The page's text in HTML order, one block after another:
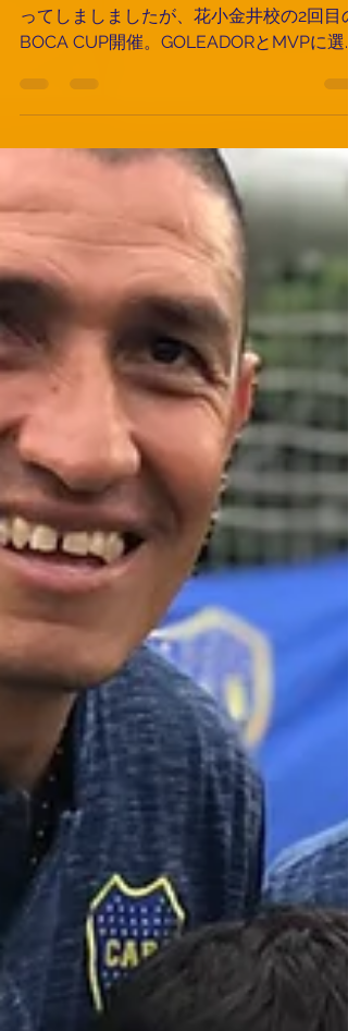
今月も始まりましたBOCACUP！！ 6月に
ってしましましたが、花小金井校の2回目の
BOCA CUP開催。GOLEADORとMVPに選
MVP、GOLEADORは以下の通り： 花小金